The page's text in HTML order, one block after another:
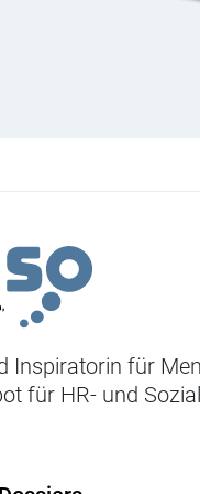
Inspiratorin für
für HR- und